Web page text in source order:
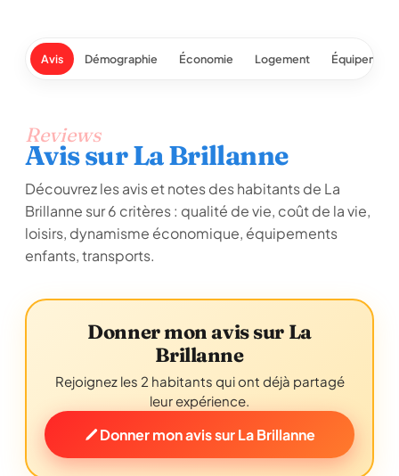
Avis Démographie Économie Logement
Reviews
Avis sur La Brillanne
Découvrez les avis et notes des habitants de La
Brillanne sur 6 critères : qualité de vie, coût de la vie,
loisirs, dynamisme économique, équipements
enfants, transports.
Donner mon avis sur La
Brillanne
Rejoignez les 2 habitants qui ont déjà partagé
leur expérience.
Donner mon avis sur La Brillanne